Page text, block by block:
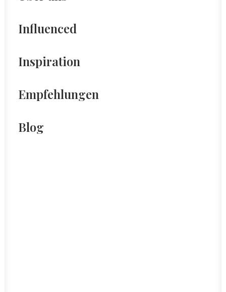
Influenced
Inspiration
Empfehlungen
Blog